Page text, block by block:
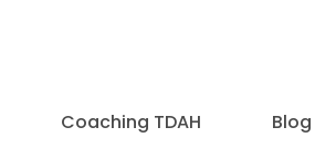
Coaching TDAH Blog